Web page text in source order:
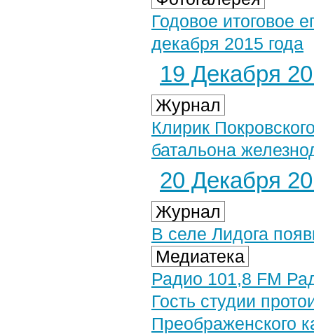
Годовое итоговое
декабря 2015 года
19 Декабря
Журнал
Клирик
батальона
20 Декабря
Журнал
В селе Лидога
Медиатека
Радио 101,8 FM
Гость студии
Преображенского